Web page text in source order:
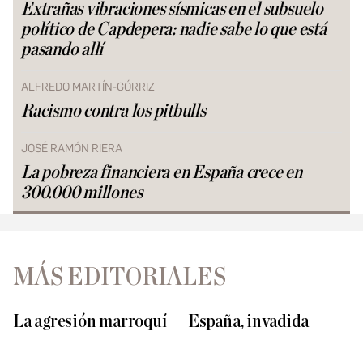
Extrañas vibraciones sísmicas en el subsuelo
político de Capdepera: nadie sabe lo que está
pasando allí
ALFREDO MARTÍN-GÓRRIZ
Racismo contra los pitbulls
JOSÉ RAMÓN RIERA
La pobreza financiera en España crece en
300.000 millones
MÁS EDITORIALES
La agresión marroquí España, invadida